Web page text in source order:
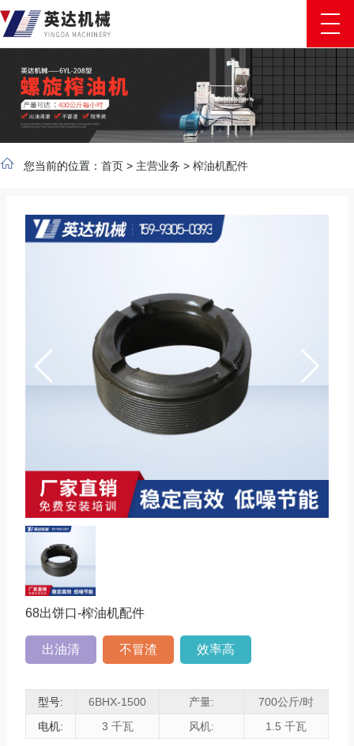
您当前的位置： 首页 > 主营业务 > 榨油机配件
68出饼口-榨油机配件
出油清 不冒渣 效率高
型号: 6BHX-1500 产量:
700公斤/时
电机:
3 千瓦 风机: 1.5 千瓦